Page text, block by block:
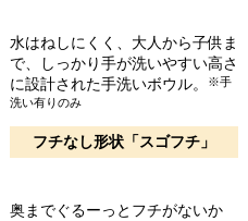
水はねしにくく、大人から子供ま
で、しっかり手が洗いやすい高さ
に設計された手洗いボウル。
※手
洗い有りのみ
フチなし形状「スゴフチ」
奥までぐるーっとフチがないか